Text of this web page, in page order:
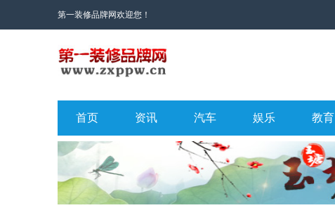
第一装修品牌网欢迎您！
首页 资讯 汽车 娱乐 教育